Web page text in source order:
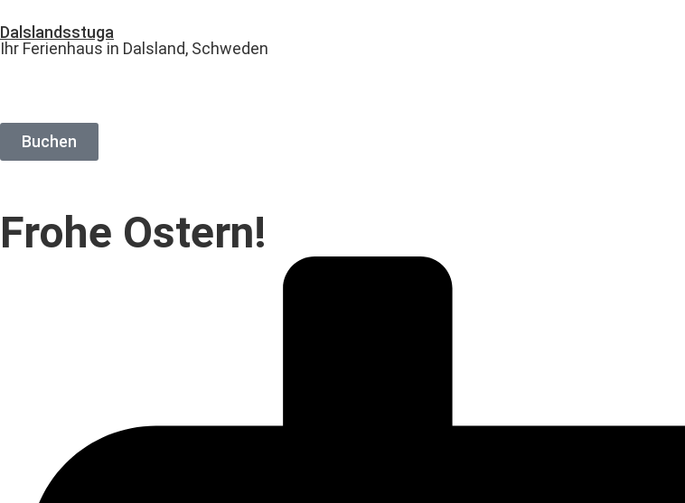
Dalslandsstuga
Ihr Ferienhaus in Dalsland, Schweden
Buchen
Frohe Ostern!